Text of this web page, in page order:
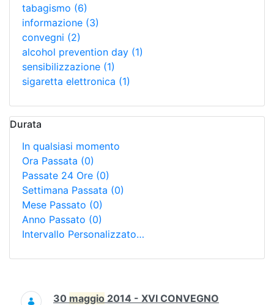
tabagismo (6)
informazione (3)
convegni (2)
alcohol prevention day (1)
sensibilizzazione (1)
sigaretta elettronica (1)
Durata
In qualsiasi momento
Ora Passata (0)
Passate 24 Ore (0)
Settimana Passata (0)
Mese Passato (0)
Anno Passato (0)
Intervallo Personalizzato…
Ricerca
30 maggio 2014 - XVI CONVEGNO